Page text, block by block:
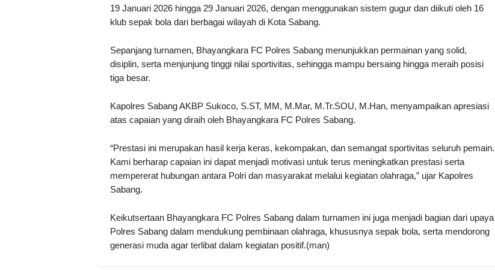
19 Januari 2026 hingga 29 Januari 2026, dengan menggunakan sistem gugur dan diikuti oleh 16
klub sepak bola dari berbagai wilayah di Kota Sabang.
Sepanjang turnamen, Bhayangkara FC Polres Sabang menunjukkan permainan yang solid,
disiplin, serta menjunjung tinggi nilai sportivitas, sehingga mampu bersaing hingga meraih posisi
tiga besar.
Kapolres Sabang AKBP Sukoco, S.ST, MM, M.Mar, M.Tr.SOU, M.Han, menyampaikan apresiasi
atas capaian yang diraih oleh Bhayangkara FC Polres Sabang.
“Prestasi ini merupakan hasil kerja keras, kekompakan, dan semangat sportivitas seluruh pemain.
Kami berharap capaian ini dapat menjadi motivasi untuk terus meningkatkan prestasi serta
mempererat hubungan antara Polri dan masyarakat melalui kegiatan olahraga,” ujar Kapolres
Sabang.
Keikutsertaan Bhayangkara FC Polres Sabang dalam turnamen ini juga menjadi bagian dari upaya
Polres Sabang dalam mendukung pembinaan olahraga, khususnya sepak bola, serta mendorong
generasi muda agar terlibat dalam kegiatan positif.(man)